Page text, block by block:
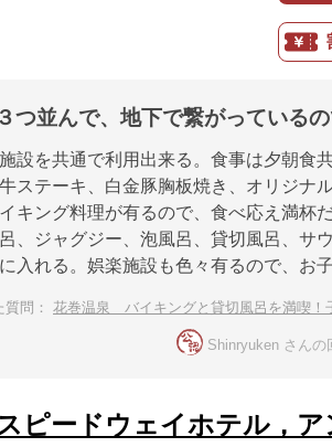
つ並んで、地下で繋がっているの
設を共通で利用出来る。食事は夕朝食
ステーキ、白金豚胸板焼き、オリジナ
キング料理が有るので、食べ応え満杯
、ジャグジー、泡風呂、貸切風呂、サ
入れる。娯楽施設も色々有るので、お
質問： 花巻温泉 バイキングと貸切風呂を満喫！子連
Shinryuken さんの
ピードウェイホテル，ア